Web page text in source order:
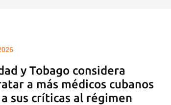
y Tobago considera
a más médicos cubanos
sus críticas al régimen